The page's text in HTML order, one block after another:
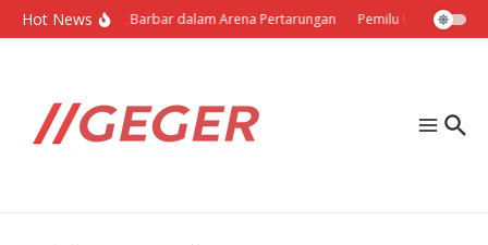
Lewati ke konten
Hot NewsPolitik Barbar dalam Arena Pertarungan Pemilu Ukraina: